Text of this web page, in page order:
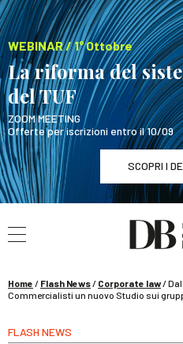
WEBINAR / 1° Ottobre
La riforma del
del TUF
ZOOM MEETING
Offerte per iscrizioni entro il 10/09
SCOPRI I
WEBINAR / 1°
La riforma del sistema
Home / Flash News/ Corporate law/
Commercialisti un nuovo Studio sui
FLASH NEWS